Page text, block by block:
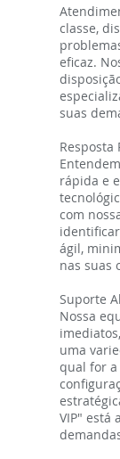
classe,
eficaz.
suas
Resposta
rápida e
com
ágil,
nas suas
Suporte
Nossa
uma
qual for a
VIP" está